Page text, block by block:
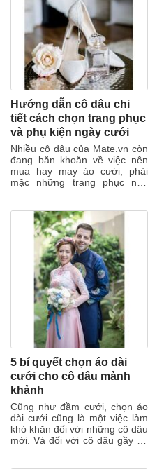
Hướng dẫn cô dâu chi
tiết cách chọn trang phục
và phụ kiện ngày cưới
Nhiều cô dâu của Mate.vn còn
đang băn khoăn về việc nên
mua hay may áo cưới, phải
mặc những trang phục nào
5 bí quyết chọn áo dài
cưới cho cô dâu mảnh
khảnh
Cũng như đầm cưới, chọn áo
dài cưới cũng là một việc làm
khó khăn đối với những cô dâu
mới. Và đối với cô dâu gầy thì